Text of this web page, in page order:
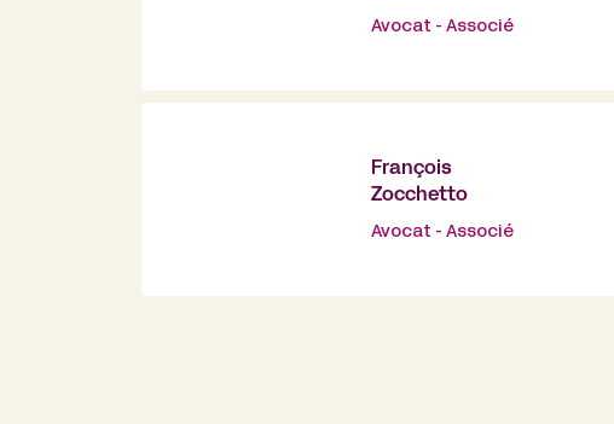
Avocat - Associé
François
Zocchetto
Avocat - Associé